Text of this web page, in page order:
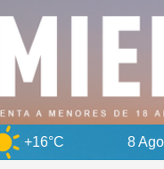
8 Ago +14°C